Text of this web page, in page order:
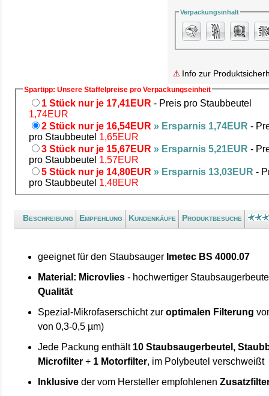
Verpackungsinhalt
Info zur
Spartipp: Unsere Staffelpreise pro Verpackungseinheit
1 Stück nur je 17,41EUR - Preis pro Staubbeutel
1,74EUR
2 Stück nur je 16,54EUR » Ersparnis 1,74EUR -
pro Staubbeutel 1,65EUR
3 Stück nur je 15,67EUR » Ersparnis 5,21EUR -
pro Staubbeutel 1,57EUR
5 Stück nur je 14,80EUR » Ersparnis 13,03EUR -
pro Staubbeutel 1,48EUR
Beschreibung Empfehlung Kundenkäufe Produktbesuche
geeignet für den Staubsauger Imetec BS 4000.07
Material: Microvlies - hochwertiger
Qualität
Spezial-Mikrofaserschicht zuroptimalen Filterung
von 0,3-0,5 µm)
Jede Packung enthält 10 Staubsaugerbeutel,
Microfilter + 1 Motorfilter, im Polybeutel verschweißt
Inklusive der vom Hersteller empfohlenen